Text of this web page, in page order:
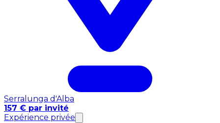
Serralunga d'Alba
157 € par invité
Expérience privée